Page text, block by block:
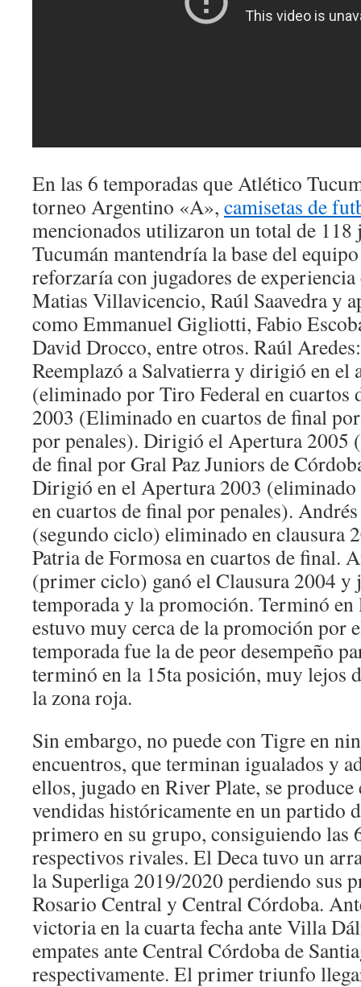
En las 6 temporadas que Atlético
torneo Argentino «A», camisetas de
mencionados utilizaron un total de 118
Tucumán mantendría la base del
reforzaría con jugadores de
Matias Villavicencio, Raúl Saavedra y
como Emmanuel Gigliotti, Fabio
David Drocco, entre otros. Raúl
Reemplazó a Salvatierra y dirigió en el
(eliminado por Tiro Federal en cuartos
2003 (Eliminado en cuartos de final
por penales). Dirigió el Apertura 2005
de final por Gral Paz Juniors de
Dirigió en el Apertura 2003 (eliminado
en cuartos de final por penales).
(segundo ciclo) eliminado en clausura
Patria de Formosa en cuartos de final.
(primer ciclo) ganó el Clausura 2004 y
temporada y la promoción. Terminó
estuvo muy cerca de la promoción por
temporada fue la de peor desempeño
terminó en la 15ta posición, muy lejos
la zona roja.
Sin embargo, no puede con Tigre en
encuentros, que terminan igualados y
ellos, jugado en River Plate, se
vendidas históricamente en un partido
primero en su grupo, consiguiendo las
respectivos rivales. El Deca tuvo un
la Superliga 2019/2020 perdiendo sus
Rosario Central y Central Córdoba.
victoria en la cuarta fecha ante Villa
empates ante Central Córdoba de
respectivamente. El primer triunfo